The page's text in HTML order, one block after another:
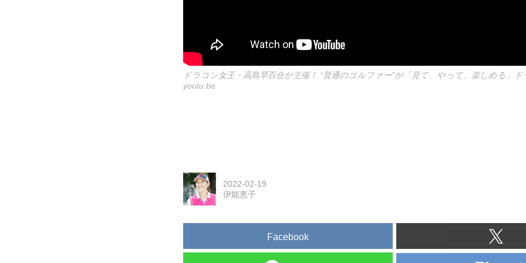
ドラコン女王・高島早百合が主催！ “普通のゴルファー”が「見て、やって、楽しめる」ド
youtu.be
2022-02-19
伊能恵子
Facebook